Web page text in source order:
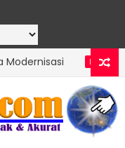
DPRD SUMBAR
Ketua